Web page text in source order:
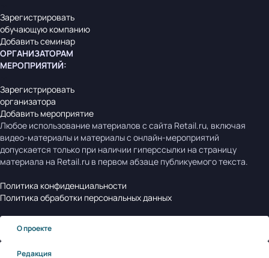
Зарегистрировать
обучающую компанию
Добавить семинар
ОРГАНИЗАТОРАМ
МЕРОПРИЯТИЙ:
Зарегистрировать
организатора
Добавить мероприятие
Любое использование материалов с сайта Retail.ru, включая
видео-материалы и материалы с онлайн-мероприятий
допускается только при наличии гиперссылки на страницу
материала на Retail.ru в первом абзаце публикуемого текста.
Политика конфиденциальности
Политика обработки персональных данных
О проекте
Редакция